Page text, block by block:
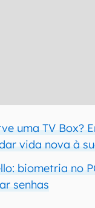
uma TV Box?
vida nova à
biometria no
senhas